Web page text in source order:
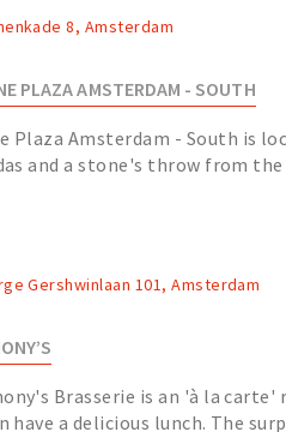
8, Amsterdam
PLAZA AMSTERDAM - SOUTH
Plaza Amsterdam - South is
and a stone's throw from
Gershwinlaan 101, Amsterdam
Brasserie is an 'à la carte'
have a delicious lunch. The